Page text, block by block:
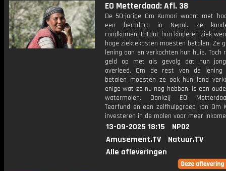
EO Metterdaad: Afl. 38
De 50-jarige Om Kumari woont met
een bergdorp in Nepal. Ze
rondkomen, totdat hun kinderen ziek
hoge ziektekosten moesten betalen. Ze
lening aan en verkochten hun huis. Toch
geld op met als gevolg dat hun
overleed. Om de rest van de
betalen moesten ze ook hun land
enige wat ze nu nog hebben, is een
watermolen. Dankzij EO
Tearfund en een zelfhulpgroep kan Om
investeren in de molen voor meer
13-09-2025 18:15
NPO2
Amusement.TV
Natuur.TV
Alle afleveringen